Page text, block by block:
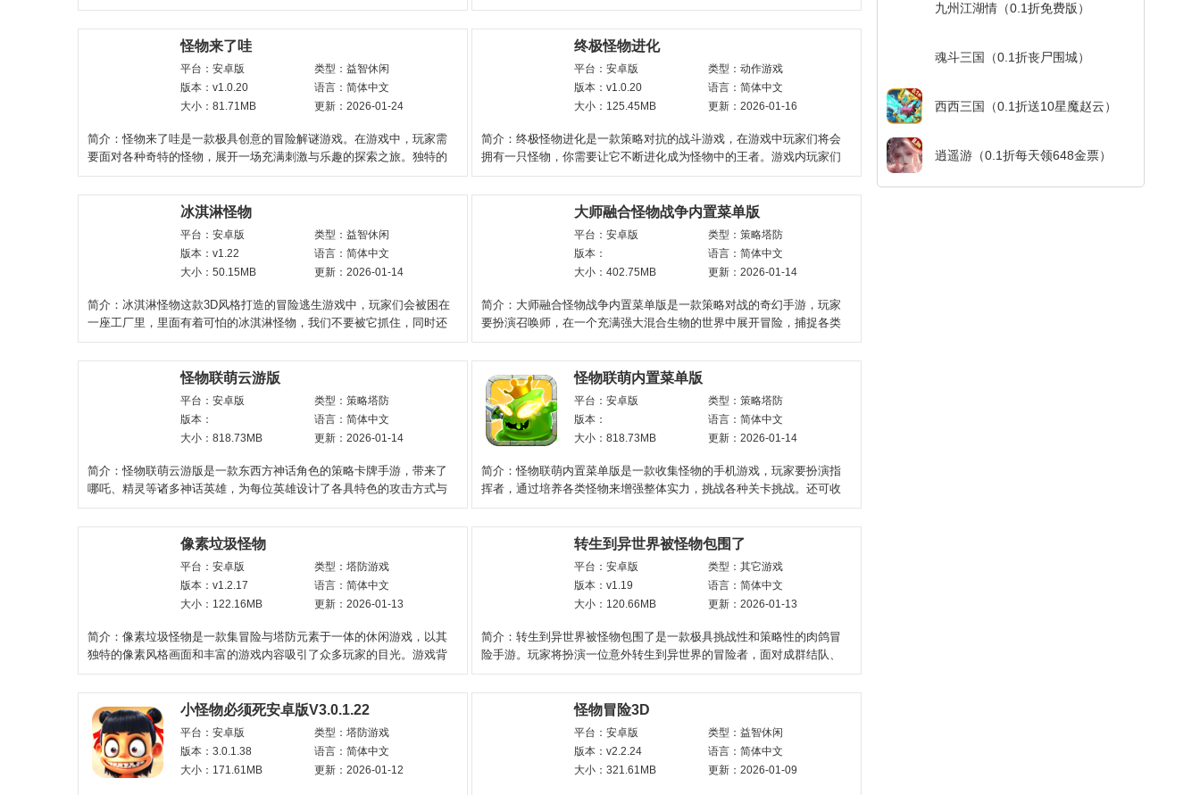
自己赛车的方向和平
游戏关卡，每一关的
怪物来了哇
平台：安卓版
类型：益智休闲
版本：v1.0.20
语言：简体中文
大小：81.71MB
更新：2026-01-24
简介：怪物来了哇是一款极具创意的冒险解谜游戏。在游戏中，玩家需
要面对各种奇特的怪物，展开一场充满刺激与乐趣的探索之旅。独特的
画风和丰富的关卡
终极怪物进化
平台：安卓版
类型：动作游戏
版本：v1.0.20
语言：简体中文
大小：125.45MB
更新：2026-01-16
简介：终极怪物进化是一款策略对抗的战斗游戏，在游戏中玩家们将会
拥有一只怪物，你需要让它不断进化成为怪物中的王者。游戏内玩家们
将会操控者怪物在
冰淇淋怪物
平台：安卓版
类型：益智休闲
版本：v1.22
语言：简体中文
大小：50.15MB
更新：2026-01-14
简介：冰淇淋怪物这款3D风格打造的冒险逃生游戏中，玩家们会被困在
一座工厂里，里面有着可怕的冰淇淋怪物，我们不要被它抓住，同时还
要去寻找各种逃生的线
大师融合怪物战争内置菜单版
平台：安卓版
类型：策略塔防
版本：
语言：简体中文
大小：402.75MB
更新：2026-01-14
简介：大师融合怪物战争内置菜单版是一款策略对战的奇幻手游，玩家
要扮演召唤师，在一个充满强大混合生物的世界中展开冒险，捕捉各类
独特怪物，使用策略布
怪物联萌云游版
平台：安卓版
类型：策略塔防
版本：
语言：简体中文
大小：818.73MB
更新：2026-01-14
简介：怪物联萌云游版是一款东西方神话角色的策略卡牌手游，带来了
哪吒、精灵等诸多神话英雄，为每位英雄设计了各具特色的攻击方式与
技能。玩家要扮演
怪物联萌内置菜单版
平台：安卓版
类型：策略塔防
版本：
语言：简体中文
大小：818.73MB
更新：2026-01-14
简介：怪物联萌内置菜单版是一款收集怪物的手机游戏，玩家要扮演指
挥者，通过培养各类怪物来增强整体实力，挑战各种关卡挑战。还可收
集的怪物种类丰富，每
像素垃圾怪物
平台：安卓版
类型：塔防游戏
版本：v1.2.17
语言：简体中文
大小：122.16MB
更新：2026-01-13
简介：像素垃圾怪物是一款集冒险与塔防元素于一体的休闲游戏，以其
独特的像素风格画面和丰富的游戏内容吸引了众多玩家的目光。游戏背
景设定在一个充
转生到异世界被怪物包围了
平台：安卓版
类型：其它游戏
版本：v1.19
语言：简体中文
大小：120.66MB
更新：2026-01-13
简介：转生到异世界被怪物包围了是一款极具挑战性和策略性的肉鸽冒
险手游。玩家将扮演一位意外转生到异世界的冒险者，面对成群结队、
不断逼近的怪物
小怪物必须死安卓版V3.0.1.22
平台：安卓版
类型：塔防游戏
版本：3.0.1.38
语言：简体中文
大小：171.61MB
更新：2026-01-12
怪物冒险3D
平台：安卓版
类型：益智休闲
版本：v2.2.24
语言：简体中文
大小：321.61MB
更新：2026-01-09
九州江湖情（0.1折免费版）
魂斗三国（0.1折丧尸围城）
西西三国（0.1折送10星魔赵云）
逍遥游（0.1折每天领648金票）